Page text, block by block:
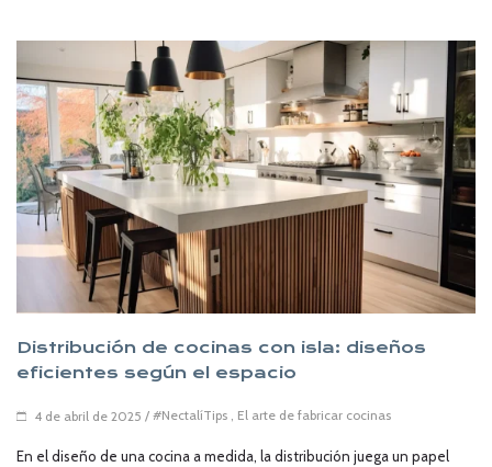
Distribución de cocinas con isla: diseños
eficientes según el espacio
4 de abril de 2025 / #NectalíTips El arte de fabricar cocinas
En el diseño de una cocina a medida, la distribución juega un papel